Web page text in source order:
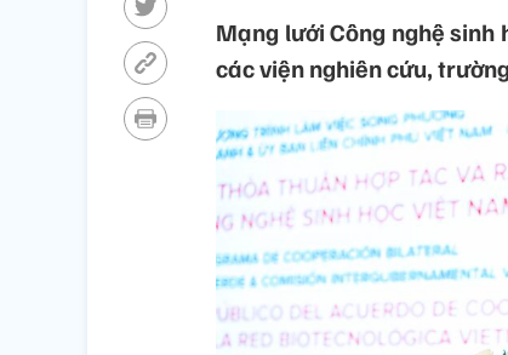
Mạng lưới Công nghệ
các viện nghiên cứu,